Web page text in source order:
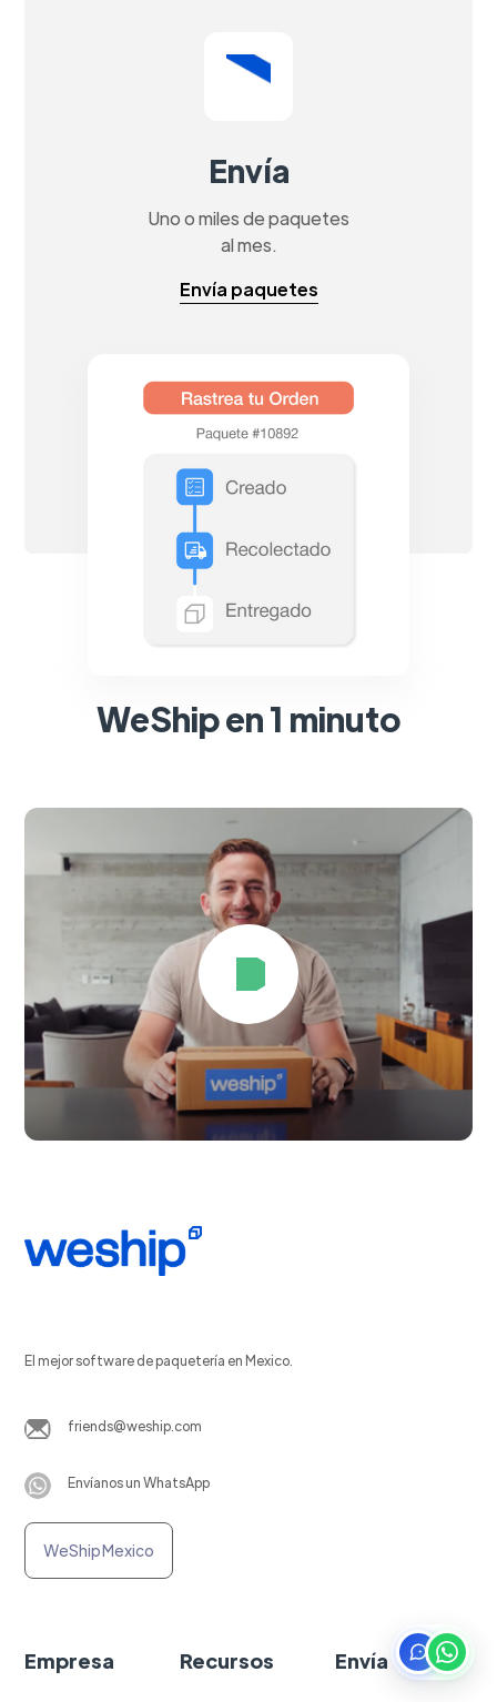
Envía
Uno o miles de paquetes
al mes.
Envía paquetes
WeShip en 1 minuto
El mejor software de paquetería en Mexico.
friends@weship.com
Envíanos un WhatsApp
WeShip Mexico
Empresa Recursos Envía